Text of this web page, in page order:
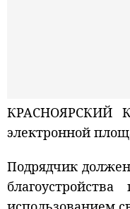
КРАСНОЯРСКИЙ
электронной
Подрядчик